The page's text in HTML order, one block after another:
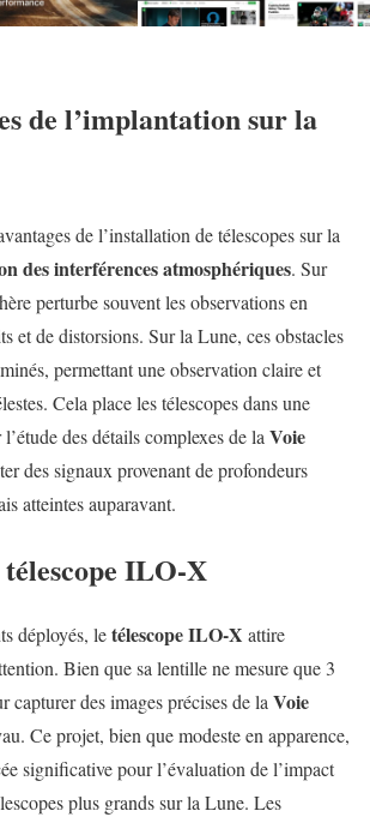
de l’implantation sur la
de l’installation de télescopes sur la
des interférences atmosphériques. Sur
perturbe souvent les observations en
et de distorsions. Sur la Lune, ces obstacles
permettant une observation claire et
Cela place les télescopes dans une
des détails complexes de la Voie
des signaux provenant de profondeurs
atteintes auparavant.
ILO-X
déployés, letélescope ILO-X attire
Bien que sa lentille ne mesure que 3
capturer des images précises de laVoie
Ce projet, bien que modeste en apparence,
significative pour l’évaluation de l’impact
plus grands sur la Lune. Les